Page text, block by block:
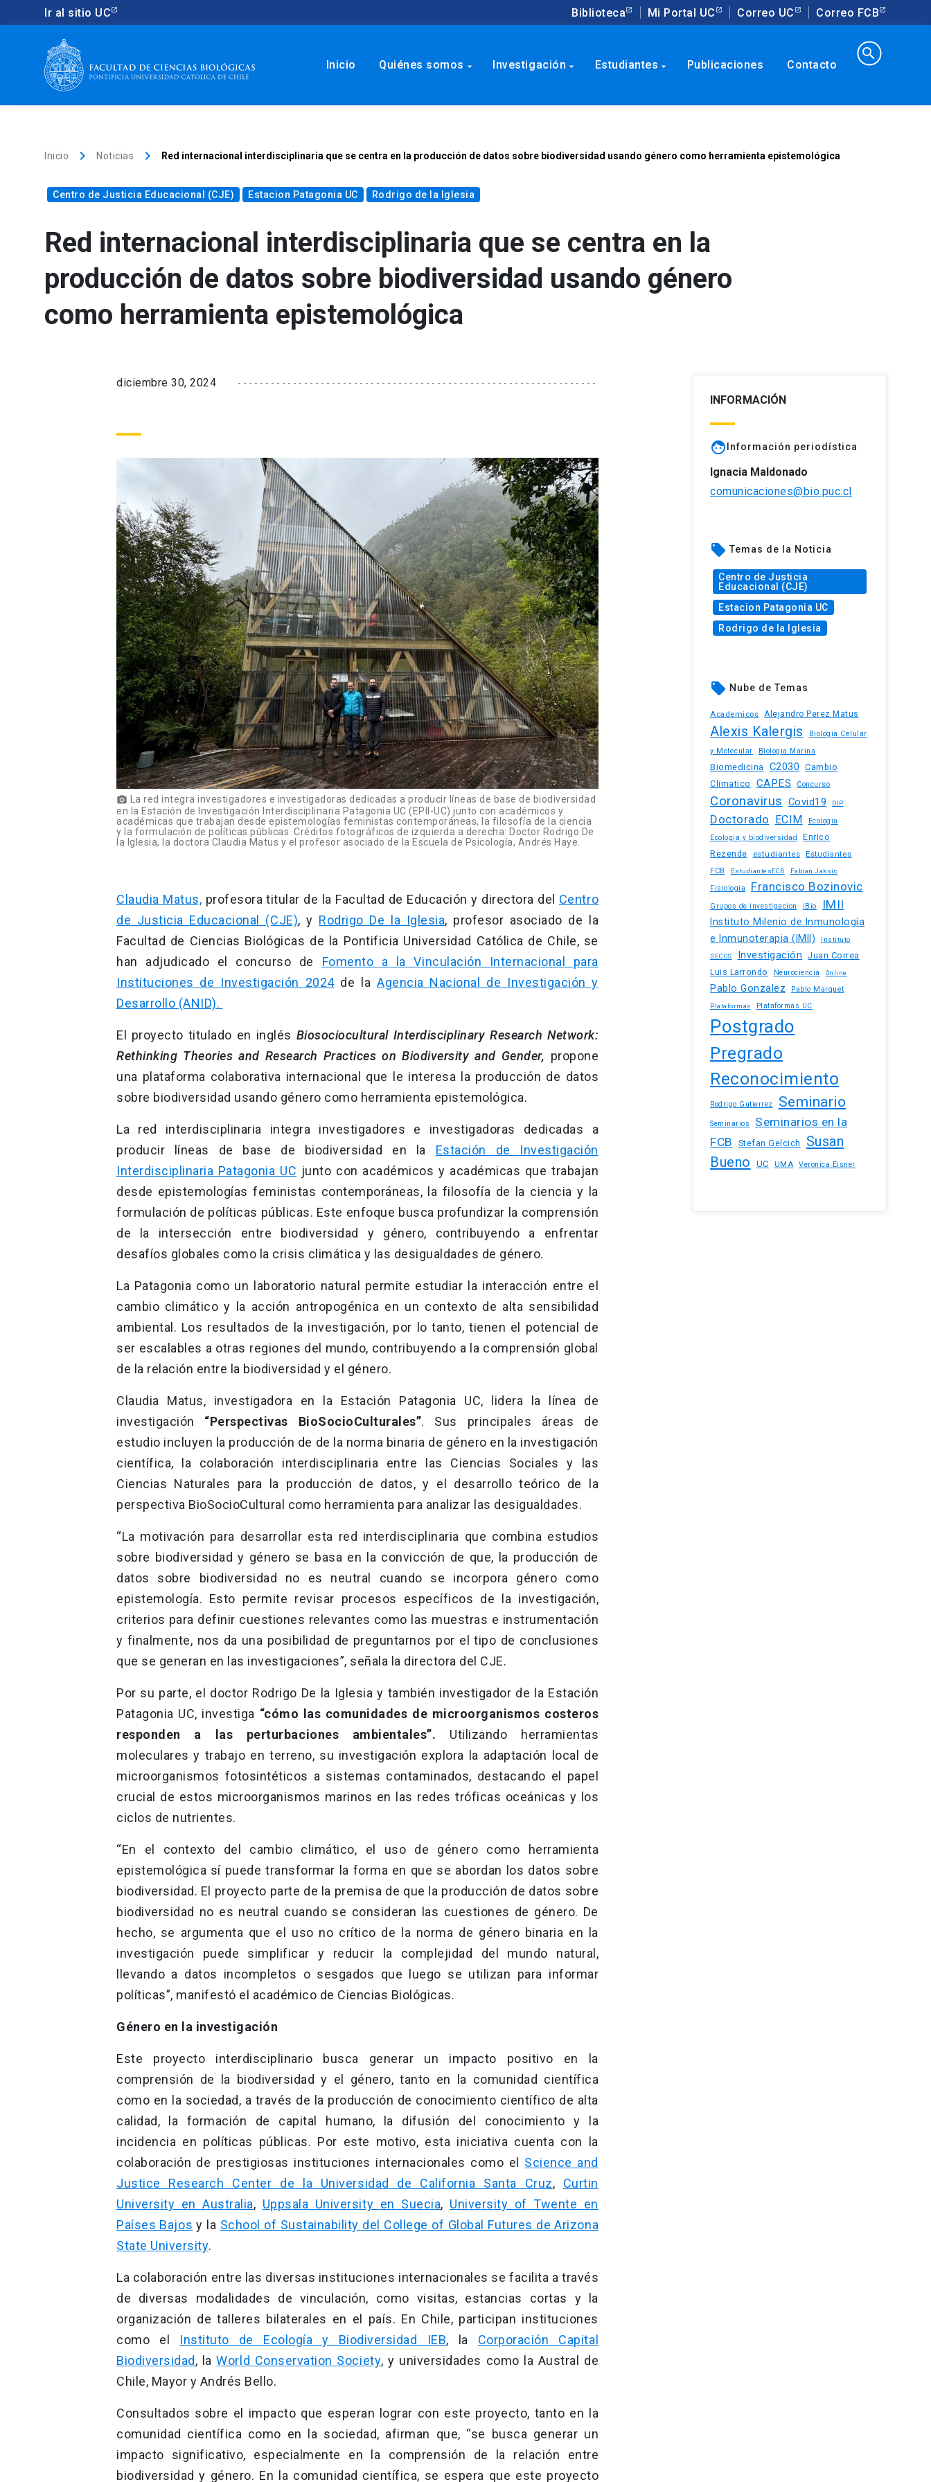
Ir al sitio UC Biblioteca Mi Portal UC Correo UC Correo FCB
Inicio Quiénes somos arrow_drop_down Investigación arrow_drop_down Estudiantes arrow_drop_down Publicaciones Contacto
search
Inicio keyboard_arrow_right Noticias keyboard_arrow_right Red internacional interdisciplinaria que se centra en la producción de datos sobre biodiversidad usando género como herramienta epistemológica
Centro de Justicia Educacional (CJE) Estacion Patagonia UC Rodrigo de la Iglesia
Red internacional interdisciplinaria que se centra en la
producción de datos sobre biodiversidad usando género
como herramienta epistemológica
diciembre 30, 2024
photo_camera La red integra investigadores e investigadoras dedicadas a producir líneas de base de biodiversidad
en la Estación de Investigación Interdisciplinaria Patagonia UC (EPII-UC) junto con académicos y
académicas que trabajan desde epistemologías feministas contemporáneas, la filosofía de la ciencia
y la formulación de políticas públicas. Créditos fotográficos de izquierda a derecha: Doctor Rodrigo De
la Iglesia, la doctora Claudia Matus y el profesor asociado de la Escuela de Psicología, Andrés Haye.
Claudia Matus, profesora titular de la Facultad de Educación y directora del Centro
de Justicia Educacional (CJE), y Rodrigo De la Iglesia, profesor asociado de la
Facultad de Ciencias Biológicas de la Pontificia Universidad Católica de Chile, se
han adjudicado el concurso de Fomento a la Vinculación Internacional para
Instituciones de Investigación 2024de laAgencia Nacional de Investigación y
Desarrollo (ANID).
El proyecto titulado en inglés Biosociocultural Interdisciplinary Research Network:
Rethinking Theories and Research Practices on Biodiversity and Gender, propone
una plataforma colaborativa internacional que le interesa la producción de datos
sobre biodiversidad usando género como herramienta epistemológica.
La red interdisciplinaria integra investigadores e investigadoras dedicadas a
producir líneas de base de biodiversidad en la Estación de Investigación
Interdisciplinaria Patagonia UC junto con académicos y académicas que trabajan
desde epistemologías feministas contemporáneas, la filosofía de la ciencia y la
formulación de políticas públicas. Este enfoque busca profundizar la comprensión
de la intersección entre biodiversidad y género, contribuyendo a enfrentar
desafíos globales como la crisis climática y las desigualdades de género.
La Patagonia como un laboratorio natural permite estudiar la interacción entre el
cambio climático y la acción antropogénica en un contexto de alta sensibilidad
ambiental. Los resultados de la investigación, por lo tanto, tienen el potencial de
ser escalables a otras regiones del mundo, contribuyendo a la comprensión global
de la relación entre la biodiversidad y el género.
Claudia Matus, investigadora en la Estación Patagonia UC, lidera la línea de
investigación “Perspectivas BioSocioCulturales”. Sus principales áreas de
estudio incluyen la producción de de la norma binaria de género en la investigación
científica, la colaboración interdisciplinaria entre las Ciencias Sociales y las
Ciencias Naturales para la producción de datos, y el desarrollo teórico de la
perspectiva BioSocioCultural como herramienta para analizar las desigualdades.
“La motivación para desarrollar esta red interdisciplinaria que combina estudios
sobre biodiversidad y género se basa en la convicción de que, la producción de
datos sobre biodiversidad no es neutral cuando se incorpora género como
epistemología. Esto permite revisar procesos específicos de la investigación,
criterios para definir cuestiones relevantes como las muestras e instrumentación
y finalmente, nos da una posibilidad de preguntarnos por el tipo de conclusiones
que se generan en las investigaciones”, señala la directora del CJE.
Por su parte, el doctor Rodrigo De la Iglesia y también investigador de la Estación
Patagonia UC, investiga “cómo las comunidades de microorganismos costeros
responden a las perturbaciones ambientales”. Utilizando herramientas
moleculares y trabajo en terreno, su investigación explora la adaptación local de
microorganismos fotosintéticos a sistemas contaminados, destacando el papel
crucial de estos microorganismos marinos en las redes tróficas oceánicas y los
ciclos de nutrientes.
“En el contexto del cambio climático, el uso de género como herramienta
epistemológica sí puede transformar la forma en que se abordan los datos sobre
biodiversidad. El proyecto parte de la premisa de que la producción de datos sobre
biodiversidad no es neutral cuando se consideran las cuestiones de género. De
hecho, se argumenta que el uso no crítico de la norma de género binaria en la
investigación puede simplificar y reducir la complejidad del mundo natural,
llevando a datos incompletos o sesgados que luego se utilizan para informar
políticas”, manifestó el académico de Ciencias Biológicas.
Género en la investigación
Este proyecto interdisciplinario busca generar un impacto positivo en la
comprensión de la biodiversidad y el género, tanto en la comunidad científica
como en la sociedad, a través de la producción de conocimiento científico de alta
calidad, la formación de capital humano, la difusión del conocimiento y la
incidencia en políticas públicas. Por este motivo, esta iniciativa cuenta con la
colaboración de prestigiosas instituciones internacionales como el Science and
Justice Research Center de la Universidad de California Santa Cruz, Curtin
University en Australia, Uppsala University en Suecia, University of Twente en
Países Bajos y la School of Sustainability del College of Global Futures de Arizona
State University.
La colaboración entre las diversas instituciones internacionales se facilita a través
de diversas modalidades de vinculación, como visitas, estancias cortas y la
organización de talleres bilaterales en el país. En Chile, participan instituciones
como el Instituto de Ecología y Biodiversidad IEB, la Corporación Capital
Biodiversidad, laWorld Conservation Society, y universidades como la Austral de
Chile, Mayor y Andrés Bello.
Consultados sobre el impacto que esperan lograr con este proyecto, tanto en la
comunidad científica como en la sociedad, afirman que, “se busca generar un
impacto significativo, especialmente en la comprensión de la relación entre
biodiversidad y género. En la comunidad científica, se espera que este proyecto
INFORMACIÓN
face Información periodística
Ignacia Maldonado
comunicaciones@bio.puc.cl
local_offer Temas de la Noticia
Centro de Justicia
Educacional (CJE)
Estacion Patagonia UC
Rodrigo de la Iglesia
local_offer Nube de Temas
Academicos Alejandro Perez Matus
Alexis Kalergis
Biologia Celular
y Molecular
Biologia Marina
Biomedicina C2030
Cambio
Climatico
CAPES Concurso
Coronavirus Covid19 DIP
Doctorado ECIM Ecologia
Ecologia y biodiversidad
Enrico
Rezende
estudiantes
Estudiantes
FCB
EstudiantesFCB Fabian Jaksic
Fisiologia Francisco Bozinovic
Grupos de investigacion iBio IMII
Instituto Milenio de Inmunología
e Inmunoterapia (IMII)
Instituto
SECOS Investigación
Juan Correa
Luis Larrondo
Neurociencia Online
Pablo Gonzalez Pablo Marquet
Plataformas Plataformas UC
Postgrado
Pregrado
Reconocimiento
Rodrigo Gutierrez Seminario
Seminarios
Seminarios en la
FCB
Stefan Gelcich
Susan
Bueno
UC UMA Veronica Eisner